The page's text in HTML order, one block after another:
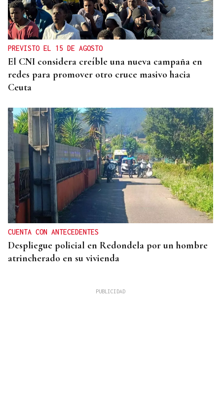
PREVISTO EL 15 DE AGOSTO
El CNI considera creíble una nueva campaña en
redes para promover otro cruce masivo hacia
Ceuta
CUENTA CON ANTECEDENTES
Despliegue policial en Redondela por un hombre
atrincherado en su vivienda